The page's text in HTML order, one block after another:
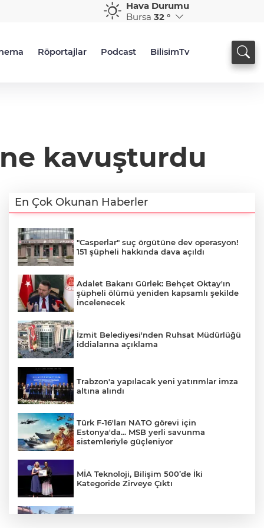
Hava Durumu
Bursa 32 °
Röportajlar Podcast BilisimTv
kavuşturdu
En Çok Okunan Haberler
"Casperlar" suç örgütüne dev operasyon!
151 şüpheli hakkında dava açıldı
Adalet Bakanı Gürlek: Behçet Oktay'ın
şüpheli ölümü yeniden kapsamlı şekilde
incelenecek
İzmit Belediyesi'nden Ruhsat Müdürlüğü
iddialarına açıklama
Trabzon'a yapılacak yeni yatırımlar imza
altına alındı
Türk F-16'ları NATO görevi için
Estonya'da... MSB yerli savunma
sistemleriyle güçleniyor
MİA Teknoloji, Bilişim 500’de İki
Kategoride Zirveye Çıktı